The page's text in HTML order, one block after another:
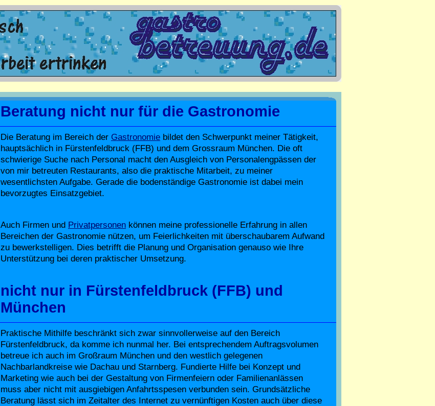
Beratung nicht nur für die Gastronomie
Die Beratung im Bereich der Gastronomie bildet den Schwerpunkt meiner Tätigkeit,
hauptsächlich in Fürstenfeldbruck (FFB) und dem Grossraum München. Die oft
schwierige Suche nach Personal macht den Ausgleich von Personalengpässen der
von mir betreuten Restaurants, also die praktische Mitarbeit, zu meiner
wesentlichsten Aufgabe. Gerade die bodenständige Gastronomie ist dabei mein
bevorzugtes Einsatzgebiet.
Auch Firmen und Privatpersonen können meine professionelle Erfahrung in allen
Bereichen der Gastronomie nützen, um Feierlichkeiten mit überschaubarem Aufwand
zu bewerkstelligen. Dies betrifft die Planung und Organisation genauso wie Ihre
Unterstützung bei deren praktischer Umsetzung.
nicht nur in Fürstenfeldbruck (FFB) und
München
Praktische Mithilfe beschränkt sich zwar sinnvollerweise auf den Bereich
Fürstenfeldbruck, da komme ich nunmal her. Bei entsprechendem Auftragsvolumen
betreue ich auch im Großraum München und den westlich gelegenen
Nachbarlandkreise wie Dachau und Starnberg. Fundierte Hilfe bei Konzept und
Marketing wie auch bei der Gestaltung von Firmenfeiern oder Familienanlässen
muss aber nicht mit ausgiebigen Anfahrtsspesen verbunden sein. Grundsätzliche
Beratung lässt sich im Zeitalter des Internet zu vernünftigen Kosten auch über diese